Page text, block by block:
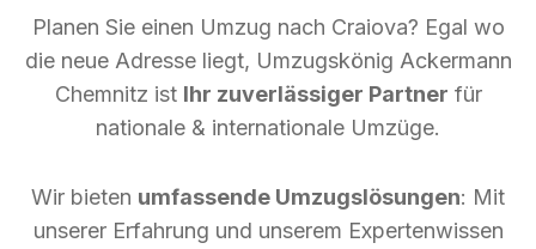
Planen Sie einen Umzug nach Craiova? Egal wo
die neue Adresse liegt, Umzugskönig Ackermann
Chemnitz ist Ihr zuverlässiger Partner für
nationale & internationale Umzüge.
Wir bieten umfassende Umzugslösungen: Mit
unserer Erfahrung und unserem Expertenwissen